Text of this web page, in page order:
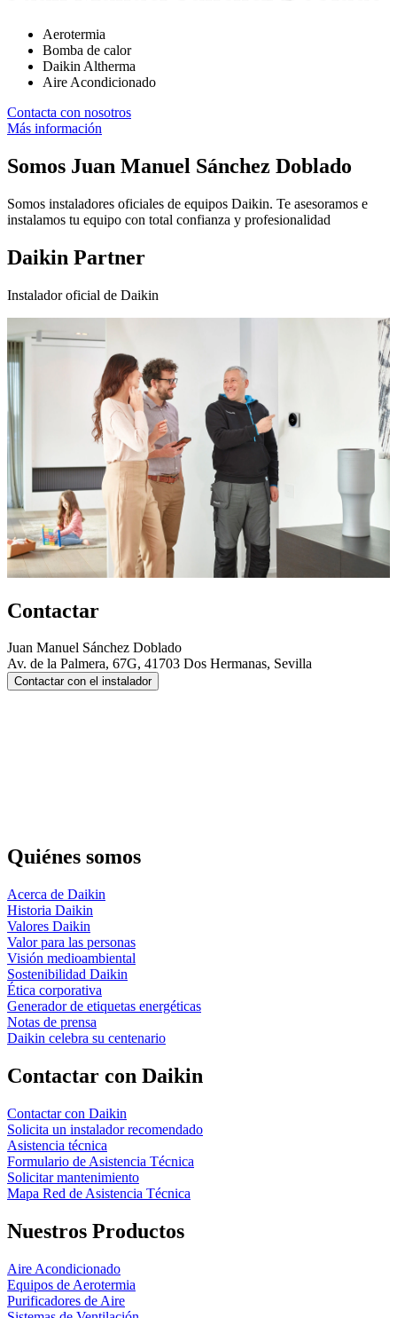
Aerotermia
Bomba de calor
Daikin Altherma
Aire Acondicionado
Contacta con nosotros
Más información
Somos Juan Manuel Sánchez Doblado
Somos instaladores oficiales de equipos Daikin. Te asesoramos e
instalamos tu equipo con total confianza y profesionalidad
Daikin Partner
Instalador oficial de Daikin
Contactar
Juan Manuel Sánchez Doblado
Av. de la Palmera, 67G, 41703 Dos Hermanas, Sevilla
Contactar con el instalador
Quiénes somos
Acerca de Daikin
Historia Daikin
Valores Daikin
Valor para las personas
Visión medioambiental
Sostenibilidad Daikin
Ética corporativa
Generador de etiquetas energéticas
Notas de prensa
Daikin celebra su centenario
Contactar con Daikin
Contactar con Daikin
Solicita un instalador recomendado
Asistencia técnica
Formulario de Asistencia Técnica
Solicitar mantenimiento
Mapa Red de Asistencia Técnica
Nuestros Productos
Aire Acondicionado
Equipos de Aerotermia
Purificadores de Aire